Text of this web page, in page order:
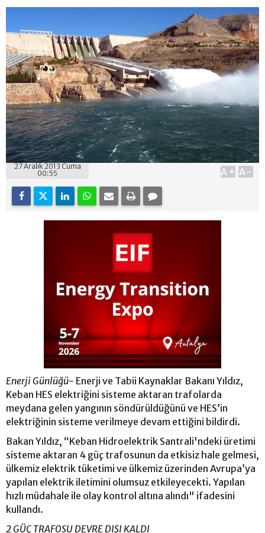
27 Aralık 2013 Cuma
00:55
A+ A-
Enerji Günlüğü- Enerji ve Tabii Kaynaklar Bakanı Yıldız,
Keban HES elektriğini sisteme aktaran trafolarda
meydana gelen yangının söndürüldüğünü ve HES’in
elektriğinin sisteme verilmeye devam ettiğini bildirdi.
Bakan Yıldız, “Keban Hidroelektrik Santrali'ndeki üretimi
sisteme aktaran 4 güç trafosunun da etkisiz hale gelmesi,
ülkemiz elektrik tüketimi ve ülkemiz üzerinden Avrupa’ya
yapılan elektrik iletimini olumsuz etkileyecekti. Yapılan
hızlı müdahale ile olay kontrol altına alındı" ifadesini
kullandı.
2 GÜÇ TRAFOSU DEVRE DIŞI KALDI